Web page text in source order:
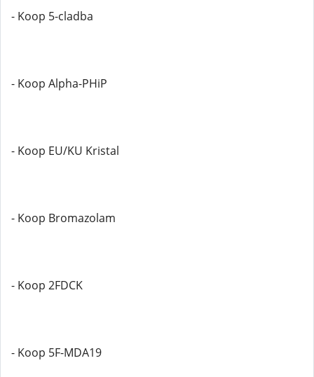
- Koop 5-cladba
- Koop Alpha-PHiP
- Koop EU/KU Kristal
- Koop Bromazolam
- Koop 2FDCK
- Koop 5F-MDA19